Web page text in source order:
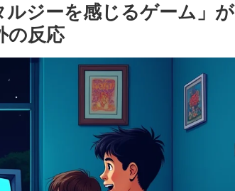
ルジーを感じるゲーム」が
の反応